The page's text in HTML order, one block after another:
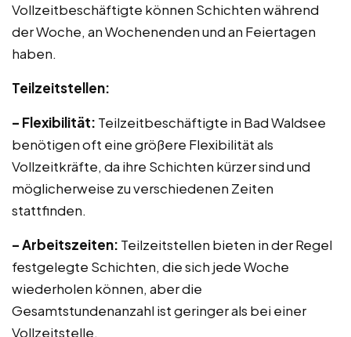
Vollzeitbeschäftigte können Schichten während
der Woche, an Wochenenden und an Feiertagen
haben.
Teilzeitstellen:
– Flexibilität: Teilzeitbeschäftigte in Bad Waldsee
benötigen oft eine größere Flexibilität als
Vollzeitkräfte, da ihre Schichten kürzer sind und
möglicherweise zu verschiedenen Zeiten
stattfinden.
– Arbeitszeiten: Teilzeitstellen bieten in der Regel
festgelegte Schichten, die sich jede Woche
wiederholen können, aber die
Gesamtstundenanzahl ist geringer als bei einer
Vollzeitstelle.